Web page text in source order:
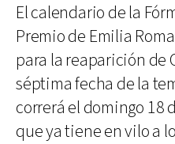
El calendario de la
Premio de Emilia
para la reaparición de
séptima fecha de la
correrá el domingo 18
que ya tiene en vilo a